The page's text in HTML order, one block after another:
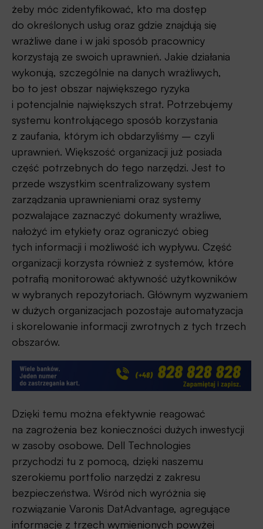
żeby móc zidentyfikować, kto ma dostęp
do określonych usług oraz gdzie znajdują się
wrażliwe dane i w jaki sposób pracownicy
korzystają ze swoich uprawnień. Jakie działania
wykonują, szczególnie na danych wrażliwych,
bo to jest obszar największego ryzyka
i potencjalnie największych strat. Potrzebujemy
systemu kontrolującego sposób korzystania
z zaufania, którym ich obdarzyliśmy – czyli
uprawnień. Większość organizacji już posiada
część potrzebnych do tego narzędzi. Jest to
przede wszystkim scentralizowany system
zarządzania uprawnieniami oraz systemy
pozwalające zaznaczyć dokumenty wrażliwe,
nałożyć im etykiety oraz ograniczyć obieg
tych informacji i możliwość ich wypływu. Część
organizacji korzysta również z systemów, które
potrafią monitorować aktywność użytkowników
w wybranych repozytoriach. Głównym wyzwaniem
w dużych organizacjach pozostaje automatyzacja
i skorelowanie informacji zwrotnych z tych trzech
obszarów.
Dzięki temu można efektywnie reagować
na zagrożenia bez konieczności dużych inwestycji
w zasoby osobowe. Dell Technologies
przychodzi tu z pomocą, dzięki naszemu
szerokiemu portfolio narzędzi z zakresu
bezpieczeństwa. Wśród nich wyróżnia się
rozwiązanie Varonis DatAdvantage, agregujące
informacje z trzech wymienionych powyżej